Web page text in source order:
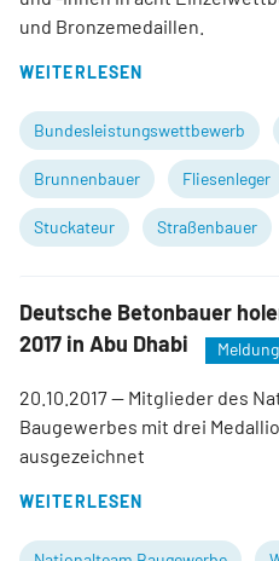
und Bronzemedaillen.
WEITERLESEN
Bundesleistungswettbewerb
Brunnenbauer Fliesenleger
Stuckateur Straßenbauer
Deutsche Betonbauer
2017 in Abu Dhabi
Meldung
20.10.2017— Mitglieder des
Baugewerbes mit drei
ausgezeichnet
WEITERLESEN